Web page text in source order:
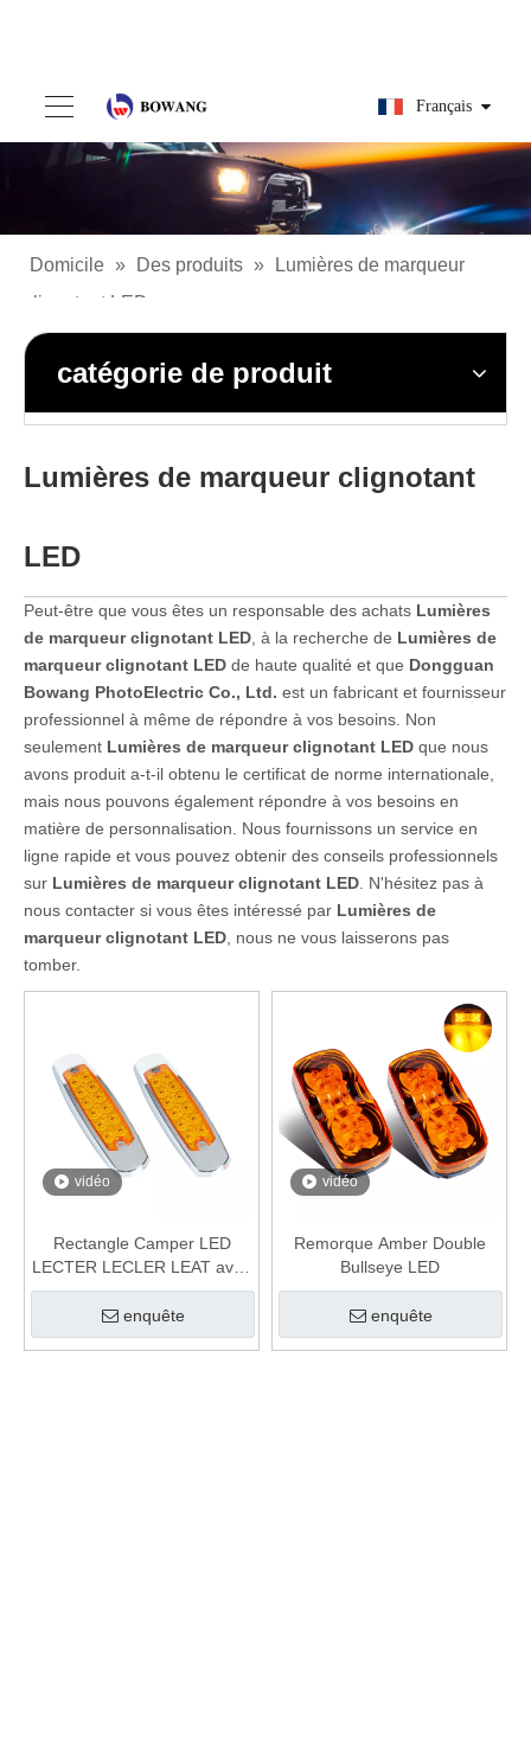
Français
Domicile » Des produits »
Lumières de marqueur
clignotant LED
catégorie de produit
Lumières de marqueur clignotant
LED
Peut-être que vous êtes un responsable des achats Lumières
de marqueur clignotant LED , à la recherche de Lumières de
marqueur clignotant LED de haute qualité et que Dongguan
Bowang PhotoElectric Co., Ltd. est un fabricant et fournisseur
professionnel à même de répondre à vos besoins. Non
seulement Lumières de marqueur clignotant LED que nous
avons produit a-t-il obtenu le certificat de norme internationale,
mais nous pouvons également répondre à vos besoins en
matière de personnalisation. Nous fournissons un service en
ligne rapide et vous pouvez obtenir des conseils professionnels
sur Lumières de marqueur clignotant LED . N'hésitez pas à
nous contacter si vous êtes intéressé par Lumières de
marqueur clignotant LED , nous ne vous laisserons pas
tomber.
vidéo
Rectangle Camper LED
LECTER LECLER LEAT avec
chrome Colzel
enquête
vidéo
Remorque Amber Double
Bullseye LED
enquête